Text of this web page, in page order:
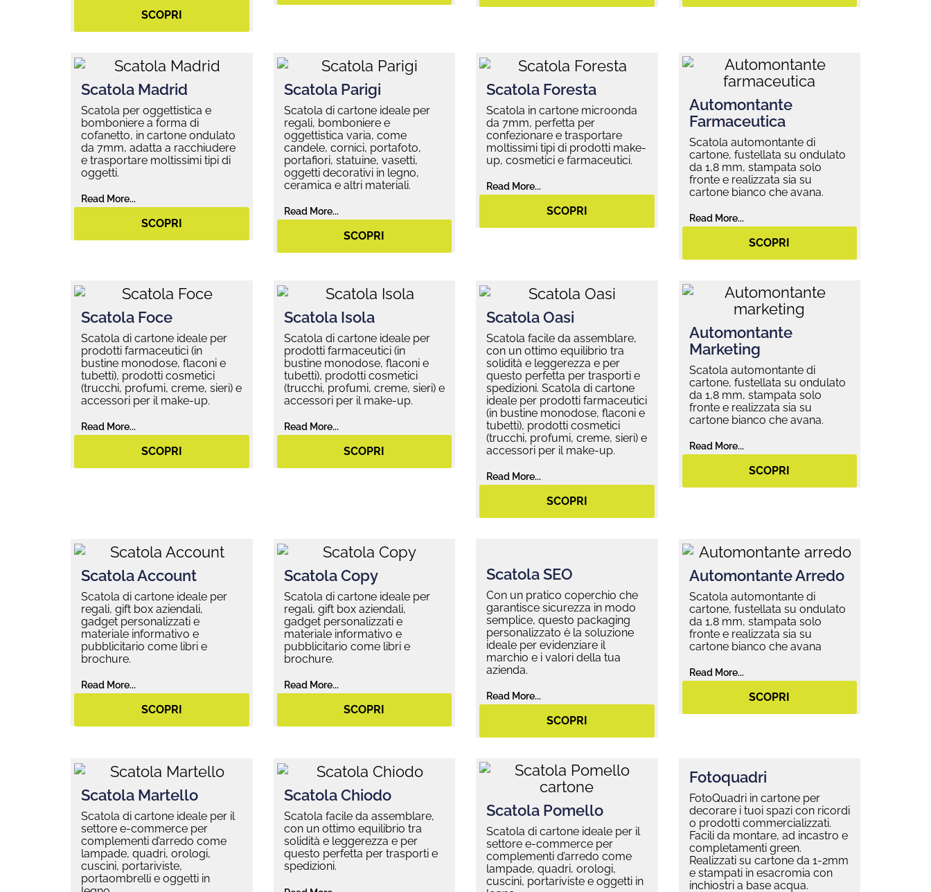
SCOPRI
Scatola Madrid
Scatola per oggettistica e
bomboniere a forma di
cofanetto, in cartone ondulato
da 7mm, adatta a racchiudere
e trasportare moltissimi tipi di
oggetti.
Read More...
SCOPRI
Scatola Parigi
Scatola di cartone ideale per
regali, bomboniere e
oggettistica varia, come
candele, cornici, portafoto,
portafiori, statuine, vasetti,
oggetti decorativi in legno,
ceramica e altri materiali.
Read More...
SCOPRI
Scatola Foresta
Scatola in cartone microonda
da 7mm, perfetta per
confezionare e trasportare
moltissimi tipi di prodotti make-
up, cosmetici e farmaceutici.
Read More...
SCOPRI
Automontante
Farmaceutica
Scatola automontante di
cartone, fustellata su ondulato
da 1,8 mm, stampata solo
fronte e realizzata sia su
cartone bianco che avana.
Read More...
SCOPRI
Scatola Foce
Scatola di cartone ideale per
prodotti farmaceutici (in
bustine monodose, flaconi e
tubetti), prodotti cosmetici
(trucchi, profumi, creme, sieri) e
accessori per il make-up.
Read More...
SCOPRI
Scatola Isola
Scatola di cartone ideale per
prodotti farmaceutici (in
bustine monodose, flaconi e
tubetti), prodotti cosmetici
(trucchi, profumi, creme, sieri) e
accessori per il make-up.
Read More...
SCOPRI
Scatola Oasi
Scatola facile da assemblare,
con un ottimo equilibrio tra
solidità e leggerezza e per
questo perfetta per trasporti e
spedizioni. Scatola di cartone
ideale per prodotti farmaceutici
(in bustine monodose, flaconi e
tubetti), prodotti cosmetici
(trucchi, profumi, creme, sieri) e
accessori per il make-up.
Read More...
SCOPRI
Automontante
Marketing
Scatola automontante di
cartone, fustellata su ondulato
da 1,8 mm, stampata solo
fronte e realizzata sia su
cartone bianco che avana.
Read More...
SCOPRI
Scatola Account
Scatola di cartone ideale per
regali, gift box aziendali,
gadget personalizzati e
materiale informativo e
pubblicitario come libri e
brochure.
Read More...
SCOPRI
Scatola Copy
Scatola di cartone ideale per
regali, gift box aziendali,
gadget personalizzati e
materiale informativo e
pubblicitario come libri e
brochure.
Read More...
SCOPRI
Scatola SEO
Con un pratico coperchio che
garantisce sicurezza in modo
semplice, questo packaging
personalizzato è la soluzione
ideale per evidenziare il
marchio e i valori della tua
azienda.
Read More...
SCOPRI
Automontante Arredo
Scatola automontante di
cartone, fustellata su ondulato
da 1,8 mm, stampata solo
fronte e realizzata sia su
cartone bianco che avana
Read More...
SCOPRI
Scatola Martello
Scatola di cartone ideale per il
settore e-commerce per
complementi d’arredo come
lampade, quadri, orologi,
cuscini, portariviste,
portaombrelli e oggetti in
Scatola Chiodo
Scatola facile da assemblare,
con un ottimo equilibrio tra
solidità e leggerezza e per
questo perfetta per trasporti e
spedizioni.
Scatola Pomello
Scatola di cartone ideale per il
settore e-commerce per
complementi d’arredo come
lampade, quadri, orologi,
cuscini, portariviste e oggetti in
Fotoquadri
FotoQuadri in cartone per
decorare i tuoi spazi con ricordi
o prodotti commercializzati.
Facili da montare, ad incastro e
completamenti green.
Realizzati su cartone da 1-2mm
e stampati in esacromia con
inchiostri a base acqua.